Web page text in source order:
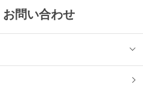
問い合わせ